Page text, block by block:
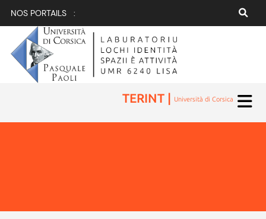
NOS PORTAILS :
TERINT | Università di Corsica